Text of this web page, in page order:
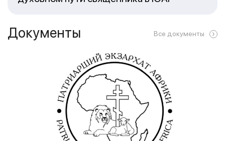
Документы Все документы